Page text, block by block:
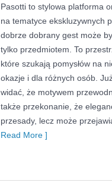
Pasotti to stylowa platforma
na tematyce ekskluzywnych
dobrze dobrany gest może
tylko przedmiotem. To
które szukają pomysłów na
okazje i dla różnych osób.
widać, że motywem
także przekonanie, że
przesady, lecz może
Read More ]